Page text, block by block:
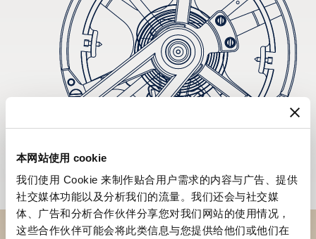
本网站使用 cookie
我们使用 Cookie 来制作贴合用户需求的内容与广告、提供
社交媒体功能以及分析我们的流量。我们还会与社交媒
体、广告和分析合作伙伴分享您对我们网站的使用情况，
这些合作伙伴可能会将此类信息与您提供给他们或他们在